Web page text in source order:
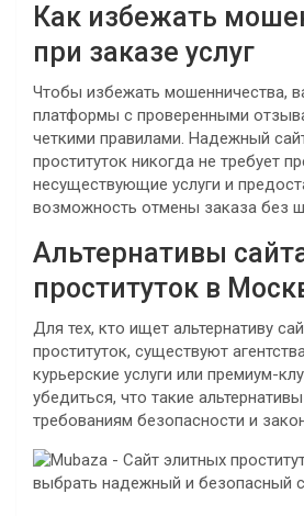
Как избежать
при заказе услуг
Чтобы избежать мошенничества,
платформы с проверенными
четкими правилами. Надежный
проституток никогда не требует
несуществующие услуги и
возможность отмены заказа без
Альтернативы
проституток в
Для тех, кто ищет альтернативу
проституток, существуют
курьерские услуги или премиум-
убедиться, что такие
требованиям безопасности и